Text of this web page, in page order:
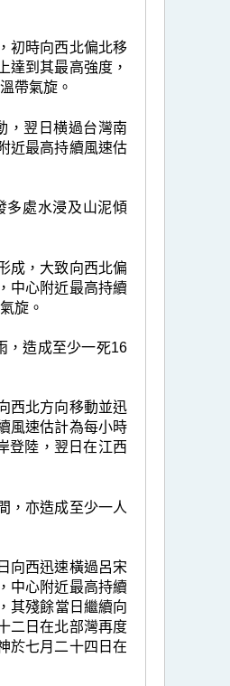
初時向西北偏北移
達到其最高強度，
帶氣旋。
，翌日横過台灣南
近最高持續風速估
多處水浸及山泥傾
成，大致向西北偏
中心附近最高持續
旋。
，造成至少一死16
西北方向移動並迅
風速估計為每小時
登陸，翌日在江西
，亦造成至少一人
向西迅速橫過呂宋
中心附近最高持續
其殘餘當日繼續向
二日在北部灣再度
於七月二十四日在